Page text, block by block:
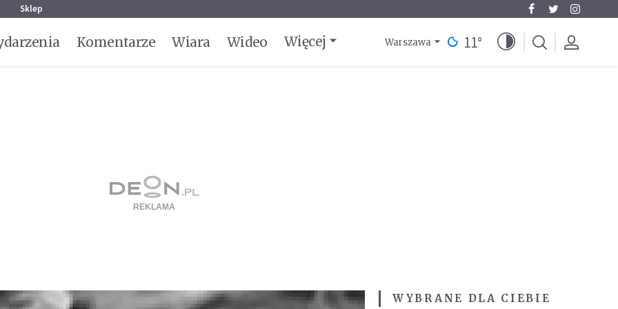
Sklep
Komentarze Wiara Wideo Więcej Warszawa 11°
WYBRANE DLA CIEBIE